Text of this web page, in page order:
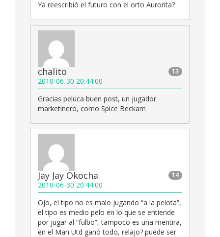
Ya reescribió el futuro con el orto Aurorita?
13
chalito
2010-06-30 20:44:00
Gracias peluca buen post, un jugador
marketinero, como Spice Beckam
14
Jay Jay Okocha
2010-06-30 20:44:00
Ojo, el tipo no es malo jugando “a la pelota”,
el tipo es medio pelo en lo que se entiende
por jugar al “fulbo”, tampoco es una mentira,
en el Man Utd ganó todo, relajo? puede ser